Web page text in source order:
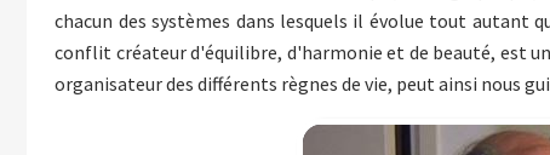
chacun des systèmes dans lesquels il évolue tout autant
conflit créateur d'équilibre, d'harmonie et de beauté, est
organisateur des différents règnes de vie, peut ainsi nous